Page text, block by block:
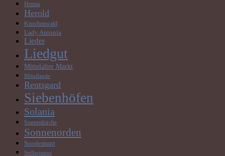
Henna
Herold
Knochenwald
Lady Antonia
Lieder
Liedgut
Mittelalter Markt
Mittellande
Rentsgard
Siebenhöfen
Solania
Sonnenkirche
Sonnenorden
Soodemunt
Stellarismus